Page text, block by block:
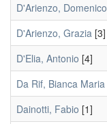
D'Arienzo, Domenico
D'Arienzo, Grazia [3]
D'Elia, Antonio [4]
Da Rif, Bianca Maria
Dainotti, Fabio [1]